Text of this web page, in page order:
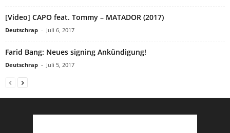
[Video] CAPO feat. Tommy – MATADOR (2017)
Deutschrap - Juli 6, 2017
Farid Bang: Neues signing Ankündigung!
Deutschrap - Juli 5, 2017